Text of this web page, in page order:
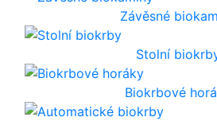
Závěsné
Stolní
Biokrbové